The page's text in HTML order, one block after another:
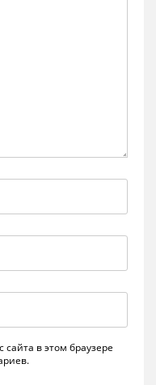
в этом браузере